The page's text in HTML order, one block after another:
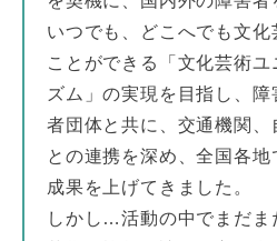
いつでも、どこへでも文化
ことができる「文化芸術ユ
ズム」の実現を目指し、
者団体と共に、交通機関
との連携を深め、全国各
成果を上げてきました。
しかし…活動の中でまだま